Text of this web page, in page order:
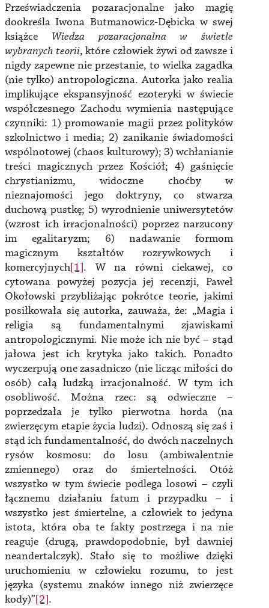
Przeświadczenia pozaracjonalne jako magię
dookreśla Iwona Butmanowicz-Dębicka w swej
książce Wiedza pozaracjonalna w świetle
wybranych teorii, które człowiek żywi od zawsze i
nigdy zapewne nie przestanie, to wielka zagadka
(nie tylko) antropologiczna. Autorka jako realia
implikujące ekspansyjność ezoteryki w świecie
współczesnego Zachodu wymienia następujące
czynniki: 1) promowanie magii przez polityków
szkolnictwo i media; 2) zanikanie świadomości
wspólnotowej (chaos kulturowy); 3) wchłanianie
treści magicznych przez Kościół; 4) gaśnięcie
chrystianizmu, widoczne choćby w
nieznajomości jego doktryny, co stwarza
duchową pustkę; 5) wyrodnienie uniwersytetów
(wzrost ich irracjonalności) poprzez narzucony
im egalitaryzm; 6) nadawanie formom
magicznym kształtów rozrywkowych i
komercyjnych[1]. W na równi ciekawej, co
cytowana powyżej pozycja jej recenzji, Paweł
Okołowski przybliżając pokrótce teorie, jakimi
posiłkowała się autorka, zauważa, że: „Magia i
religia są fundamentalnymi zjawiskami
antropologicznymi. Nie może ich nie być – stąd
jałowa jest ich krytyka jako takich. Ponadto
wyczerpują one zasadniczo (nie licząc miłości do
osób) całą ludzką irracjonalność. W tym ich
osobliwość. Można rzec: są odwieczne –
poprzedzała je tylko pierwotna horda (na
zwierzęcym etapie życia ludzi). Odnoszą się zaś i
stąd ich fundamentalność, do dwóch naczelnych
rysów kosmosu: do losu (ambiwalentnie
zmiennego) oraz do śmiertelności. Otóż
wszystko w tym świecie podlega losowi – czyli
łącznemu działaniu fatum i przypadku – i
wszystko jest śmiertelne, a człowiek to jedyna
istota, która oba te fakty postrzega i na nie
reaguje (drugą, prawdopodobnie, był dawniej
neandertalczyk). Stało się to możliwe dzięki
uruchomieniu w człowieku rozumu, to jest
języka (systemu znaków innego niż zwierzęce
kody)”[2].